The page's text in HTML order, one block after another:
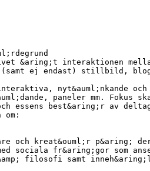
&aring;t interaktionen
(samt ej endast) stillbild,
nyt&auml;nkande
paneler mm. Fokus
essens best&aring;r av
och kreat&ouml;r p&aring;
sociala fr&aring;gor som
filosofi samt